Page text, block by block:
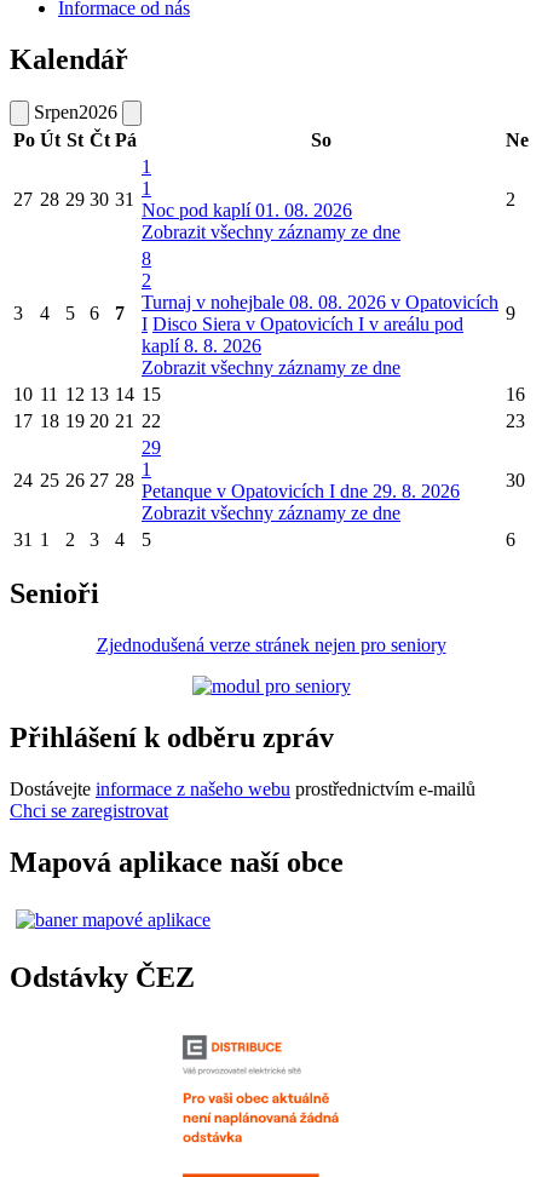
Informace od nás
Kalendář
Srpen2026
Po Út St Čt Pá So Ne
27 28 29 30 31
1
1
Noc pod kaplí 01. 08. 2026
Zobrazit všechny záznamy ze dne
2
3 4 5 6 7
8
2
Turnaj v nohejbale 08. 08. 2026 v Opatovicích
I Disco Siera v Opatovicích I v areálu pod
kaplí 8. 8. 2026
Zobrazit všechny záznamy ze dne
9
10 11 12 13 14 15
16
17 18 19 20 21 22 23
24 25 26 27 28
29
1
Petanque v Opatovicích I dne 29. 8. 2026
Zobrazit všechny záznamy ze dne
30
31 1 2 3 4 5 6
Senioři
Zjednodušená verze stránek nejen pro seniory
Přihlášení k odběru zpráv
Dostávejte informace z našeho webu prostřednictvím e-mailů
Chci se zaregistrovat
Mapová aplikace naší obce
Odstávky ČEZ